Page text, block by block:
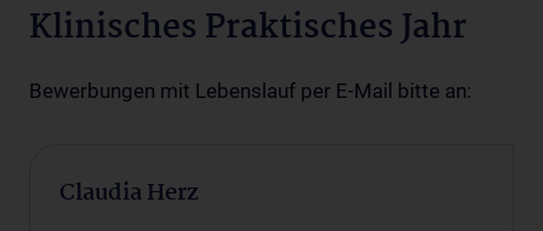
Klinisches Praktisches Jahr
Bewerbungen mit Lebenslauf per E-Mail bitte an:
Claudia Herz